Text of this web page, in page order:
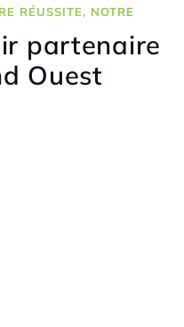
RÉUSSITE, NOTRE
partenaire
Ouest